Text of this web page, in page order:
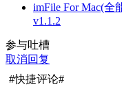
imFile For Mac(全
v1.1.2
参与吐槽
取消回复
#快捷评论#